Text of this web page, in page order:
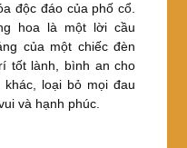
độc đáo của phố cổ.
hoa là một lời cầu
của một chiếc đèn
tốt lành, bình an cho
loại bỏ mọi đau
và hạnh phúc.